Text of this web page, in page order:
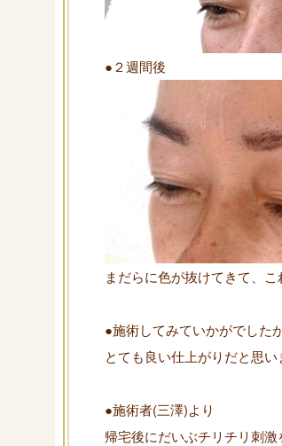
●２週間後
まだらに色が抜けてきて、
●施術してみていかがでした
とても良い仕上がりだと思
●施術者(三澤)より
帰宅後にだいぶチリチリ刺